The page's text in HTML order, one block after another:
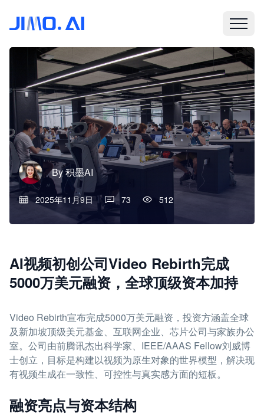
By积墨AI
2025年11月9日 73 512
AI视频初创公司Video Rebirth完成
5000万美元融资，全球顶级资本加持
Video Rebirth宣布完成5000万美元融资，投资方涵盖全球
及新加坡顶级美元基金、互联网企业、芯片公司与家族办公
室。公司由前腾讯杰出科学家、IEEE/AAAS Fellow刘威博
士创立，目标是构建以视频为原生对象的世界模型，解决现
有视频生成在一致性、可控性与真实感方面的短板。
融资亮点与资本结构